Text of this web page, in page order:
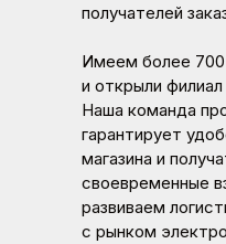
получателей
Имеем более 700
и открыли
Наша команда
гарантирует
магазина и
своевременные
развиваем
с рынком